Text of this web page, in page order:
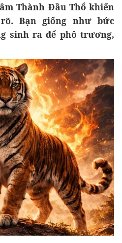
Thành Đầu Thổ khiến
Bạn giống như bức
sinh ra để phô trương,